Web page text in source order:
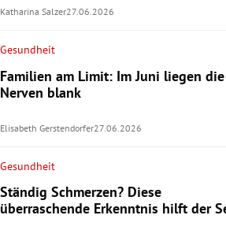
Katharina Salzer27.06.2026
Gesundheit
Familien am Limit: Im Juni liegen die
Nerven blank
Elisabeth Gerstendorfer27.06.2026
Gesundheit
Ständig Schmerzen? Diese
überraschende Erkenntnis hilft der